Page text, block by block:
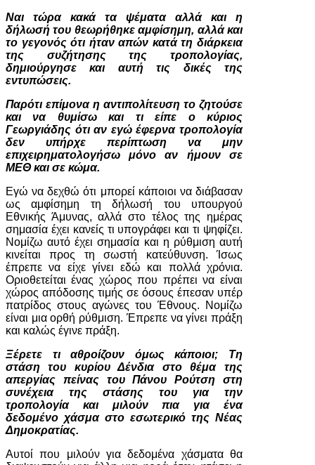
Ναι τώρα κακά τα ψέματα αλλά και η
δήλωσή του θεωρήθηκε αμφίσημη, αλλά και
το γεγονός ότι ήταν απών κατά τη διάρκεια
της συζήτησης της τροπολογίας,
δημιούργησε και αυτή τις δικές της
εντυπώσεις.
Παρότι επίμονα η αντιπολίτευση το ζητούσε
και να θυμίσω και τι είπε ο κύριος
Γεωργιάδης ότι αν εγώ έφερνα τροπολογία
δεν υπήρχε περίπτωση να μην
επιχειρηματολογήσω μόνο αν ήμουν σε
ΜΕΘ και σε κώμα.
Εγώ να δεχθώ ότι μπορεί κάποιοι να διάβασαν
ως αμφίσημη τη δήλωσή του υπουργού
Εθνικής Άμυνας, αλλά στο τέλος της ημέρας
σημασία έχει κανείς τι υπογράφει και τι ψηφίζει.
Νομίζω αυτό έχει σημασία και η ρύθμιση αυτή
κινείται προς τη σωστή κατεύθυνση. Ίσως
έπρεπε να είχε γίνει εδώ και πολλά χρόνια.
Οριοθετείται ένας χώρος που πρέπει να είναι
χώρος απόδοσης τιμής σε όσους έπεσαν υπέρ
πατρίδος στους αγώνες του Έθνους. Νομίζω
είναι μια ορθή ρύθμιση. Έπρεπε να γίνει πράξη
και καλώς έγινε πράξη.
Ξέρετε τι αθροίζουν όμως κάποιοι; Τη
στάση του κυρίου Δένδια στο θέμα της
απεργίας πείνας του Πάνου Ρούτση στη
συνέχεια της στάσης του για την
τροπολογία και μιλούν πια για ένα
δεδομένο χάσμα στο εσωτερικό της Νέας
Δημοκρατίας.
Αυτοί που μιλούν για δεδομένα χάσματα θα